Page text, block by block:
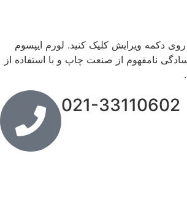
روی دکمه ویرایش کلیک کنید. لورم ایپسوم
نامفهوم از صنعت چاپ و با استفاده از
021-33110602